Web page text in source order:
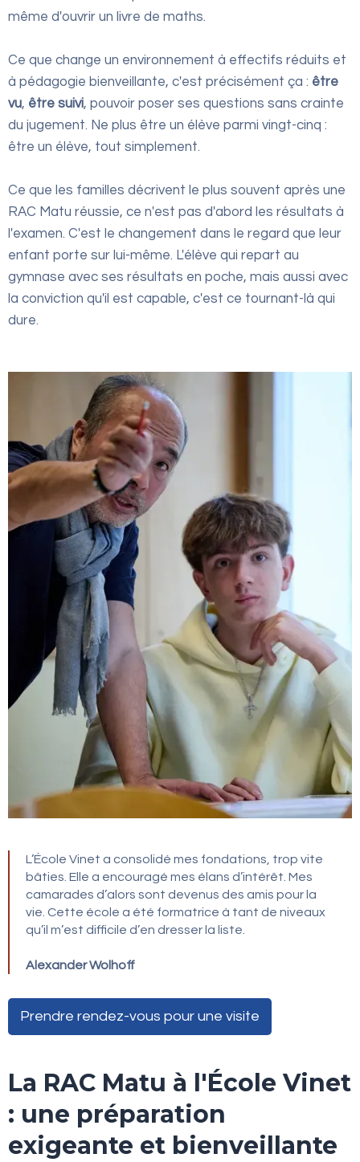
même d'ouvrir un livre de maths.
Ce que change un environnement à effectifs réduits et
à pédagogie bienveillante, c'est précisément ça : être
vu, être suivi, pouvoir poser ses questions sans crainte
du jugement. Ne plus être un élève parmi vingt-cinq :
être un élève, tout simplement.
Ce que les familles décrivent le plus souvent après une
RAC Matu réussie, ce n'est pas d'abord les résultats à
l'examen. C'est le changement dans le regard que leur
enfant porte sur lui-même. L'élève qui repart au
gymnase avec ses résultats en poche, mais aussi avec
la conviction qu'il est capable, c'est ce tournant-là qui
dure.
L’École Vinet a consolidé mes fondations, trop vite
bâties. Elle a encouragé mes élans d’intérêt. Mes
camarades d’alors sont devenus des amis pour la
vie. Cette école a été formatrice à tant de niveaux
qu’il m’est difficile d’en dresser la liste.
Alexander Wolhoff
Prendre rendez-vous pour une visite
La RAC Matu à l'École Vinet
: une préparation
exigeante et bienveillante